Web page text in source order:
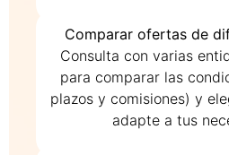
Comparar ofertas de
Consulta con varias
para comparar las
plazos y comisiones) y
adapte a tus